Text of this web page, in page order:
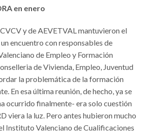
en enero
y de AEVETVAL mantuvieron el
encuentro con responsables de
de Empleo y Formación
de Vivienda, Empleo, Juventud
la problemática de la formación
En esa última reunión, de hecho, ya se
ocurrido finalmente- era solo cuestión
viera la luz. Pero antes hubieron mucho
Instituto Valenciano de Cualificaciones